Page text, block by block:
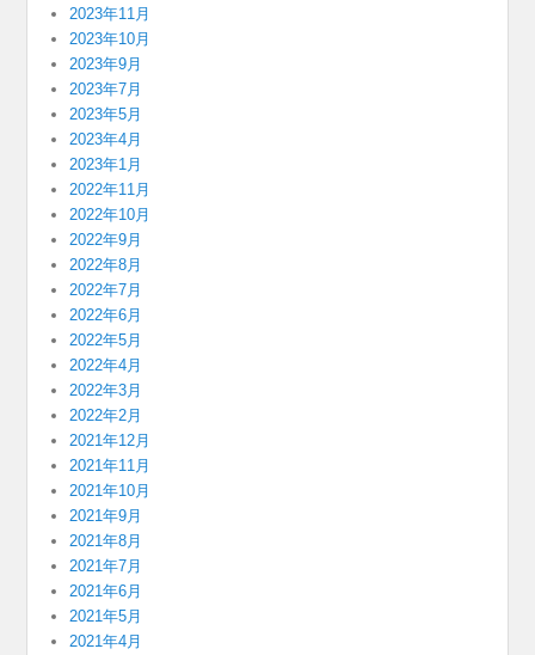
2023年11月
2023年10月
2023年9月
2023年7月
2023年5月
2023年4月
2023年1月
2022年11月
2022年10月
2022年9月
2022年8月
2022年7月
2022年6月
2022年5月
2022年4月
2022年3月
2022年2月
2021年12月
2021年11月
2021年10月
2021年9月
2021年8月
2021年7月
2021年6月
2021年5月
2021年4月